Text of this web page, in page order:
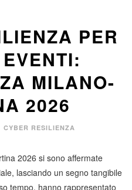
PER
MILANO-
2026
CYBER RESILIENZA
2026 si sono affermate
lasciando un segno tangibile
tempo, hanno rappresentato